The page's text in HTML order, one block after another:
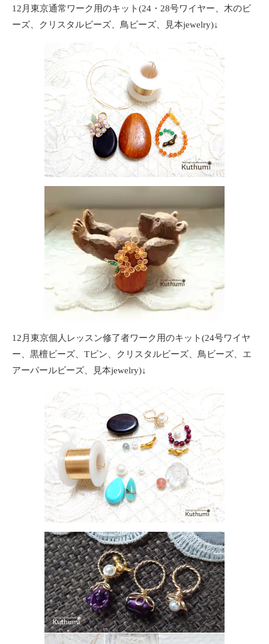
12月東京通常ワーク用のキット(24・28号ワイヤー、木のビ
ーズ、クリスタルビーズ、鳥ビーズ、見本jewelry)↓
12月東京個人レッスン修了者ワーク用のキット(24号ワイヤ
ー、黒檀ビーズ、Tピン、クリスタルビーズ、鳥ビーズ、エ
アーパールビーズ、見本jewelry)↓